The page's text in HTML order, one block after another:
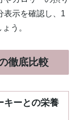
表示を確認し、1
う。
徹底比較
キーとの栄養